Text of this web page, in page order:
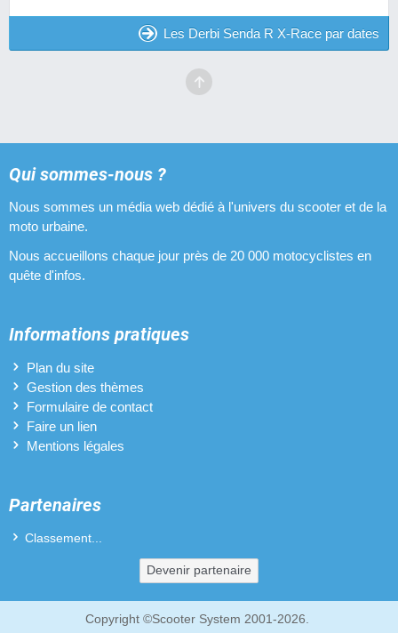
Les Derbi Senda R X-Race par dates
Qui sommes-nous ?
Nous sommes un média web dédié à l'univers du scooter et de la
moto urbaine.
Nous accueillons chaque jour près de 20 000 motocyclistes en
quête d'infos.
Informations pratiques
Plan du site
Gestion des thèmes
Formulaire de contact
Faire un lien
Mentions légales
Partenaires
Classement...
Devenir partenaire
Copyright ©Scooter System 2001-2026.